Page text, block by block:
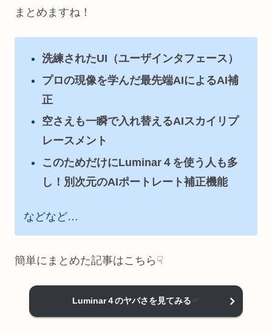
まとめますね！
洗練されたUI（ユーザインタフェース）
プロの現像を学んだ最先端AIによるAI補
正
空さえも一瞬で入れ替えるAIスカイリプ
レースメント
このためだけにLuminar４を使う人も多
し！別次元のAIポートレート補正機能
などなど…
簡単にまとめた記事はこちら☟
Luminar４のヤバさを見てみる